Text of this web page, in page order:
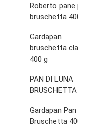
Roberto pane
bruschetta 400
Gardapan
bruschetta
400 g
PAN DI LUNA
BRUSCHETTA
Gardapan Pan
Bruschetta 400